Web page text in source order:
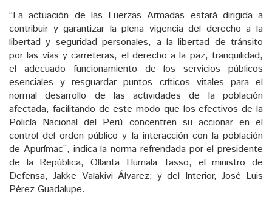
“La actuación de las Fuerzas Armadas estará dirigida a
contribuir y garantizar la plena vigencia del derecho a la
libertad y seguridad personales, a la libertad de tránsito
por las vías y carreteras, el derecho a la paz, tranquilidad,
el adecuado funcionamiento de los servicios públicos
esenciales y resguardar puntos críticos vitales para el
normal desarrollo de las actividades de la población
afectada, facilitando de este modo que los efectivos de la
Policía Nacional del Perú concentren su accionar en el
control del orden público y la interacción con la población
de Apurímac”, indica la norma refrendada por el presidente
de la República, Ollanta Humala Tasso; el ministro de
Defensa, Jakke Valakivi Álvarez; y del Interior, José Luis
Pérez Guadalupe.